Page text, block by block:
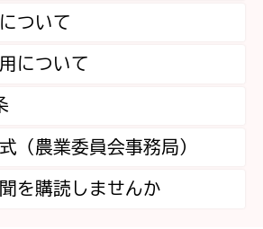
ついて
について
（農業委員会事務局）
を購読しませんか